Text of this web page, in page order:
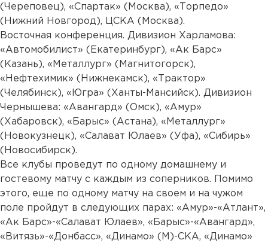
(Череповец), «Спартак» (Москва), «Торпедо»
(Нижний Новгород), ЦСКА (Москва).
Восточная конференция. Дивизион Харламова:
«Автомобилист» (Екатеринбург), «Ак Барс»
(Казань), «Металлург» (Магнитогорск),
«Нефтехимик» (Нижнекамск), «Трактор»
(Челябинск), «Югра» (Ханты-Мансийск). Дивизион
Чернышева: «Авангард» (Омск), «Амур»
(Хабаровск), «Барыс» (Астана), «Металлург»
(Новокузнецк), «Салават Юлаев» (Уфа), «Сибирь»
(Новосибирск).
Все клубы проведут по одному домашнему и
гостевому матчу с каждым из соперников. Помимо
этого, еще по одному матчу на своем и на чужом
поле пройдут в следующих парах: «Амур»-«Атлант»,
«Ак Барс»-«Салават Юлаев», «Барыс»-«Авангард»,
«Витязь»-«Донбасс», «Динамо» (М)-СКА, «Динамо»